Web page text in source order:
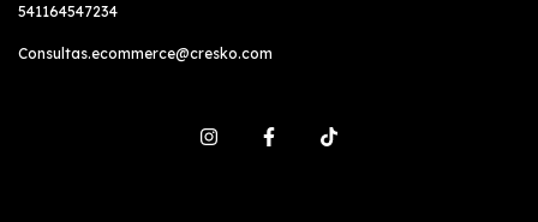
541164547234
Consultas.ecommerce@cresko.com